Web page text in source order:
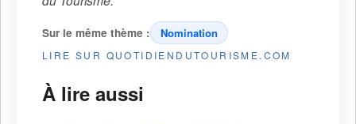
Sur le même thème : Nomination
LIRE SUR QUOTIDIENDUTOURISME.COM
À lire aussi